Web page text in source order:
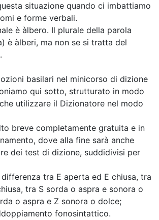
situazione quando ci imbattiamo
e forme verbali.
è àlbero. Il plurale della parola
è àlberi, ma non se si tratta del
basilari nel minicorso di dizione
qui sotto, strutturato in modo
utilizzare il Dizionatore nel modo
breve completamente gratuita e in
dove alla fine sarà anche
dei test di dizione, suddidivisi per
tra E aperta ed E chiusa, tra
tra S sorda o aspra e sonora o
o aspra e Z sonora o dolce;
fonosintattico.